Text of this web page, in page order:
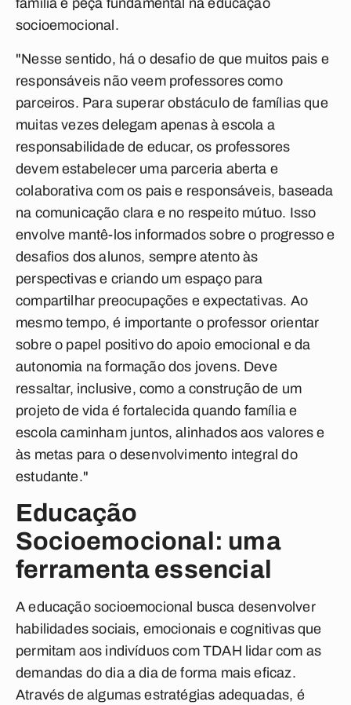
família é peça fundamental na educação
socioemocional.
"Nesse sentido, há o desafio de que muitos pais e
responsáveis não veem professores como
parceiros. Para superar obstáculo de famílias que
muitas vezes delegam apenas à escola a
responsabilidade de educar, os professores
devem estabelecer uma parceria aberta e
colaborativa com os pais e responsáveis, baseada
na comunicação clara e no respeito mútuo. Isso
envolve mantê-los informados sobre o progresso e
desafios dos alunos, sempre atento às
perspectivas e criando um espaço para
compartilhar preocupações e expectativas. Ao
mesmo tempo, é importante o professor orientar
sobre o papel positivo do apoio emocional e da
autonomia na formação dos jovens. Deve
ressaltar, inclusive, como a construção de um
projeto de vida é fortalecida quando família e
escola caminham juntos, alinhados aos valores e
às metas para o desenvolvimento integral do
estudante."
Educação
Socioemocional: uma
ferramenta essencial
A educação socioemocional busca desenvolver
habilidades sociais, emocionais e cognitivas que
permitam aos indivíduos com TDAH lidar com as
demandas do dia a dia de forma mais eficaz.
Através de algumas estratégias adequadas, é